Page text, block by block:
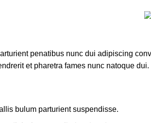
penatibus nunc dui adipiscing
et pharetra fames nunc natoque dui.
bulum parturient suspendisse.